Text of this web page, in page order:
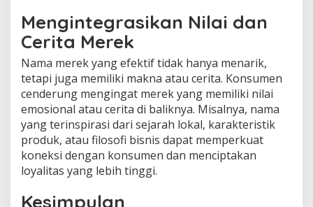
Mengintegrasikan Nilai dan
Cerita Merek
Nama merek yang efektif tidak hanya menarik,
tetapi juga memiliki makna atau cerita. Konsumen
cenderung mengingat merek yang memiliki nilai
emosional atau cerita di baliknya. Misalnya, nama
yang terinspirasi dari sejarah lokal, karakteristik
produk, atau filosofi bisnis dapat memperkuat
koneksi dengan konsumen dan menciptakan
loyalitas yang lebih tinggi.
Kesimpulan